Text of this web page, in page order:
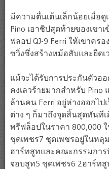
มีความตื่นเต้นเล็กน้อยเมื่อดู
Pino เอาชิปสุดท้ายของเขา
ฟลอป QJ-9 Ferri ให้เขาคร
ซวิ่งซึ่งสร้างหม้อสับและยืด
แม้จะได้รับการประกันตัวอ
คงเลวร้ายมากสำหรับ Pino
ล้านคน Ferri อยู่ห่างออกไป
ต่าง ๆ ก็มาถึงจุดสิ้นสุดทันที
พรีฟล็อปในราคา 800,000
ชุดเพชร7 ชุดเพชรอยู่ในหลุ
ฮาร์ทสูทและคณะกรรมการ
จอบสูท5 ชุดเพชร6 2ฮาร์ท